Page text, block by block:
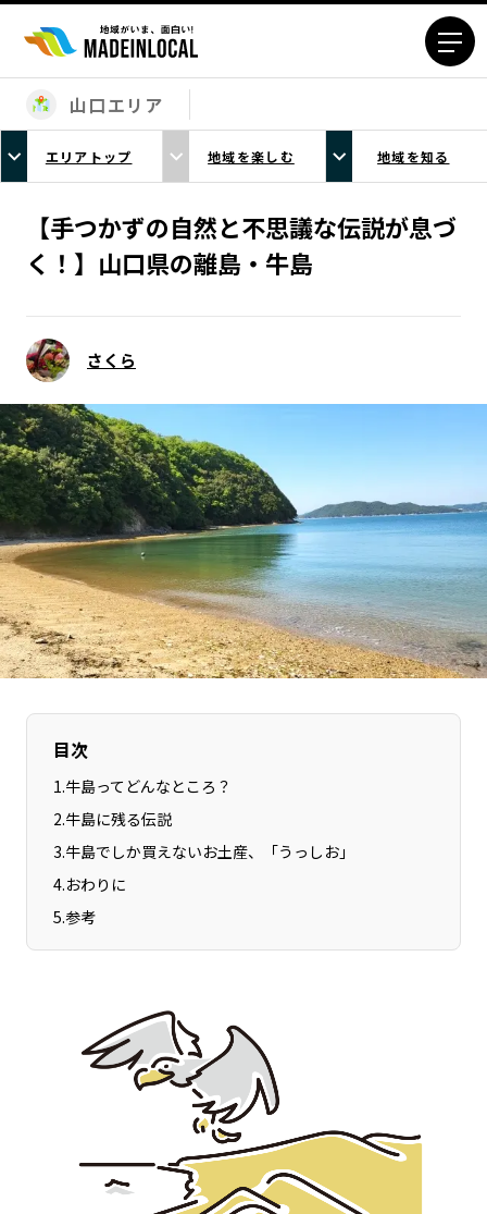
エリアから探す
北海道エリア
青森エリア
岩手エリア
宮城エリア
秋田エリア
山形エリア
福島エリア
茨城エリア
栃木エリア
群馬エリア
埼玉エリア
東京23区エリア
神奈川エリア
富山エリア
福井エリア
山梨エリア
長野エリア
岐阜エリア
静岡エリア
愛知エリア
三重エリア
滋賀エリア
京都エリア
大阪市エリア
北摂エリア
堺・泉州エリア
河内エリア
兵庫エリア
奈良エリア
和歌山エリア
鳥取エリア
岡山エリア
山口エリア
香川エリア
愛媛エリア
高知エリア
佐賀エリア
熊本エリア
大分エリア
カテゴリから探す
特集コンテンツ
地域を代表する 企業100選
プレスリリース
行政連携記事
山口エリア
エリアトップ 地域を楽しむ 地域を知る
【手つかずの自然と不思議な伝説が息づ
く！】山口県の離島・牛島
さくら
目次
1.牛島ってどんなところ？
2.牛島に残る伝説
3.牛島でしか買えないお土産、「うっしお」
4.おわりに
5.参考